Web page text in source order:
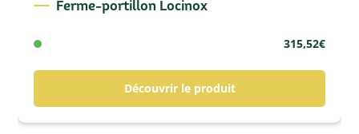
Ferme-portillon Locinox
315,52€
Découvrir le produit